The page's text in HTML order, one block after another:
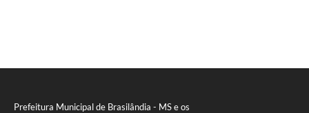
Prefeitura Municipal de Brasilândia - MS e os